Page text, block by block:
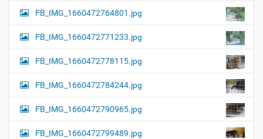
FB_IMG_1660472764801.jpg
FB_IMG_1660472771233.jpg
FB_IMG_1660472778115.jpg
FB_IMG_1660472784244.jpg
FB_IMG_1660472790965.jpg
FB_IMG_1660472799489.jpg